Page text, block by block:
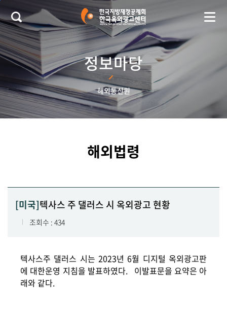
본문 바로가기
정보마당
해외통신원
해외법령
[미국]텍사스 주 댈러스 시 옥외광고 현황
조회수 : 434
텍사스주 댈러스 시는 2023년 6월 디지털 옥외광고판
에 대한운영 지침을 발표하였다. 이발표문을 요약은 아
래와 같다.